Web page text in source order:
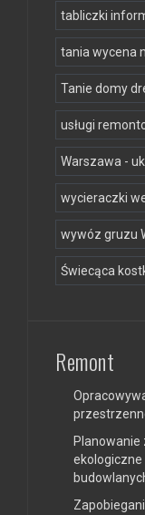
tabliczki
tania wycena
Tanie domy
usługi
Warszawa -
wycieraczki
wywóz gruzu
Świecąca
Remont